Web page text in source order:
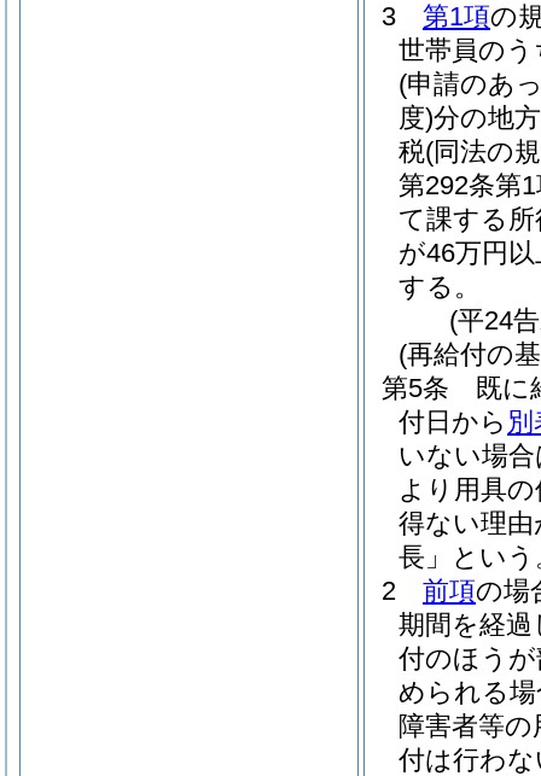
3
第1項の
世帯員の
(申請のあ
度)分の地
税(同法の
第292条第
て課する
が46万円
する。
(平24
(再給付の
第5条
既に
付日から 別
いない場
より用具
得ない理
長」という
2
前項の場
期間を経
付のほう
められる
障害者等
付は行わな